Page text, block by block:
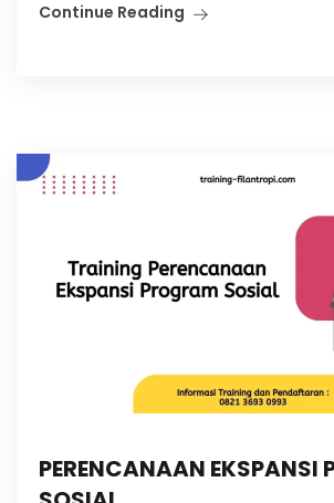
Continue Reading
PERENCANAAN EKSPANSI